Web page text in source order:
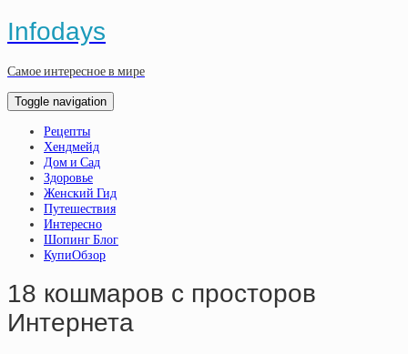
Infodays
Самое интересное в мире
Toggle navigation
Рецепты
Хендмейд
Дом и Сад
Здоровье
Женский Гид
Путешествия
Интересно
Шопинг Блог
КупиОбзор
18 кошмаров с просторов
Интернета